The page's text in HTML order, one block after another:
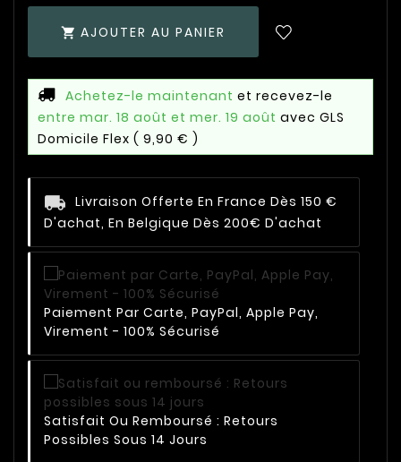
 AJOUTER AU PANIER
Achetez-le maintenant et recevez-le
entre mar. 18 août et mer. 19 août avec GLS
Domicile Flex ( 9,90 € )
Livraison Offerte En France Dès 150 €
D'achat, En Belgique Dès 200€ D'achat
Paiement Par Carte, PayPal, Apple Pay,
Virement - 100% Sécurisé
Satisfait Ou Remboursé : Retours
Possibles Sous 14 Jours